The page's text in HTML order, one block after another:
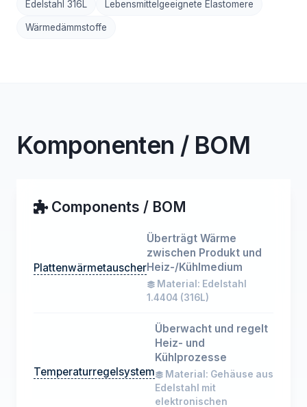
Edelstahl 316L Lebensmittelgeeignete Elastomere
Wärmedämmstoffe
Komponenten / BOM
Components / BOM
Plattenwärmetauscher
Überträgt Wärme
zwischen Produkt und
Heiz-/Kühlmedium
Material: Edelstahl
1.4404 (316L)
Temperaturregelsystem
Überwacht und regelt
Heiz- und
Kühlprozesse
Material: Gehäuse aus
Edelstahl mit
elektronischen